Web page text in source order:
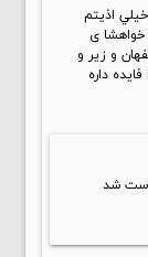
شهاب خيلي اذیتم
ی
و زیر و
داره
شد